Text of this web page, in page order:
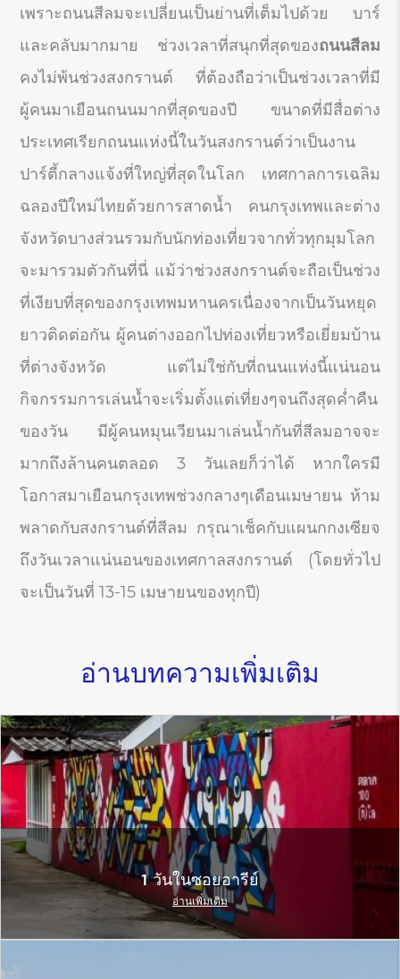
เพราะถนนสีลมจะเปลี่ยนเป็นย่านที่เต็มไปด้วย บาร์
และคลับมากมาย ช่วงเวลาที่สนุกที่สุดของถนนสีลม
คงไม่พ้นช่วงสงกรานต์ ที่ต้องถือว่าเป็นช่วงเวลาที่มี
ผู้คนมาเยือนถนนมากที่สุดของปี ขนาดที่มีสื่อต่าง
ประเทศเรียกถนนแห่งนี้ในวันสงกรานต์ว่าเป็นงาน
ปาร์ตี้กลางแจ้งที่ใหญ่ที่สุดในโลก เทศกาลการเฉลิม
ฉลองปีใหม่ไทยด้วยการสาดน้ำ คนกรุงเทพและต่าง
จังหวัดบางส่วนรวมกับนักท่องเที่ยวจากทั่วทุกมุมโลก
จะมารวมตัวกันที่นี่ แม้ว่าช่วงสงกรานต์จะถือเป็นช่วง
ที่เงียบที่สุดของกรุงเทพมหานครเนื่องจากเป็นวันหยุด
ยาวติดต่อกัน ผู้คนต่างออกไปท่องเที่ยวหรือเยี่ยมบ้าน
ที่ต่างจังหวัด แต่ไม่ใช่กับที่ถนนแห่งนี้แน่นอน
กิจกรรมการเล่นน้ำจะเริ่มตั้งแต่เที่ยงๆจนถึงสุดค่ำคืน
ของวัน มีผู้คนหมุนเวียนมาเล่นน้ำกันที่สีลมอาจจะ
มากถึงล้านคนตลอด 3 วันเลยก็ว่าได้ หากใครมี
โอกาสมาเยือนกรุงเทพช่วงกลางๆเดือนเมษายน ห้าม
พลาดกับสงกรานต์ที่สีลม กรุณาเช็คกับแผนกกงเซียจ
ถึงวันเวลาแน่นอนของเทศกาลสงกรานต์ (โดยทั่วไป
จะเป็นวันที่ 13-15 เมษายนของทุกปี)
อ่านบทความเพิ่มเติม
1 วันในซอยอารีย์
อ่านเพิ่มเติม